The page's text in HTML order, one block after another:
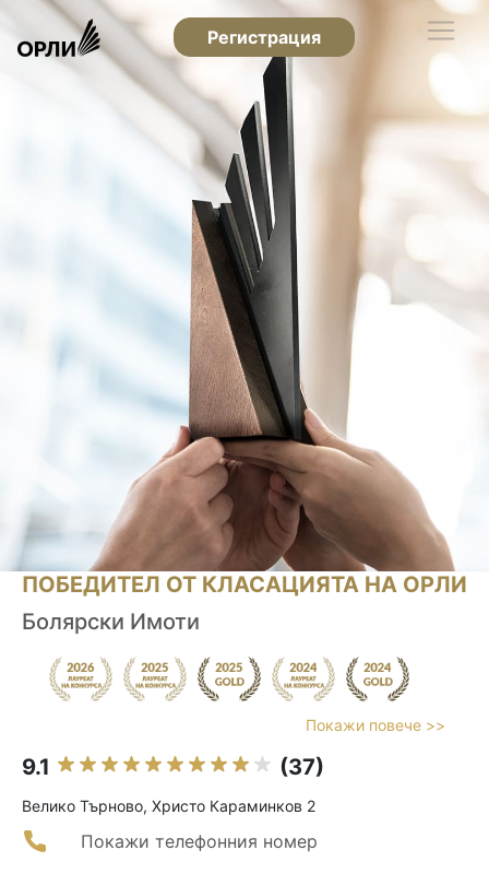
Регистрация
ПОБЕДИТЕЛ ОТ КЛАСАЦИЯТА НА ОРЛИ
Болярски Имоти
Покажи повече >>
9.1 (37)
Велико Търново, Христо Караминков 2
Покажи телефонния номер